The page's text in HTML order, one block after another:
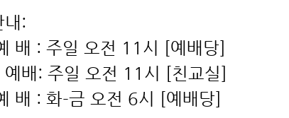
내:
배 : 주일 오전 11시 [예배당]
예배: 주일 오전 11시 [친교실]
배 : 화-금 오전 6시 [예배당]